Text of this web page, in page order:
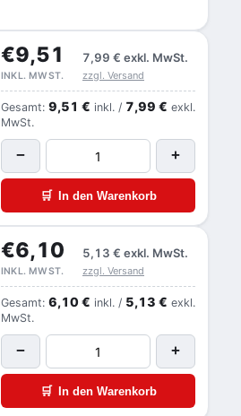
€9,51 7,99 € exkl. MwSt.
INKL. MWST. zzgl. Versand
Gesamt: 9,51 € inkl. / 7,99 € exkl.
MwSt.
− +
🛒 In den Warenkorb
€6,10 5,13 € exkl. MwSt.
INKL. MWST. zzgl. Versand
Gesamt: 6,10 € inkl. / 5,13 € exkl.
MwSt.
− +
🛒 In den Warenkorb